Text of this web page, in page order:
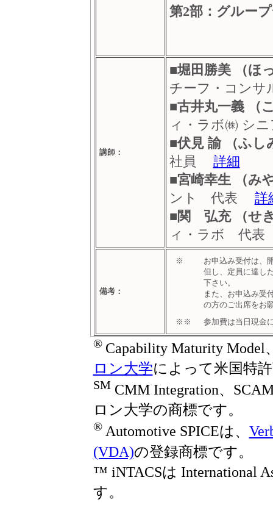
第2部：グルー
講師：
■堀田勝美 （ほ
チーフ・コン
■古井丸一義 （
ィ・ラボ㈱ シ
■伏見 諭 （ふし
社員 詳細
■宮崎幸生 （み
ント 代表 詳
■関 弘充 （せ
ィ・ラボ 代
備考：
※
お申込み受付は、
但し、定員に達し
下さい。
また、お申込み受
の方のご出席をお
※※
参加費は当日現金
® Capability Maturity
ロン大学によって米国特
SMCMM Integration、
ロン大学の商標です。
® Automotive SPICEは、
(VDA)の登録商標です。
™ iNTACSは International
す。